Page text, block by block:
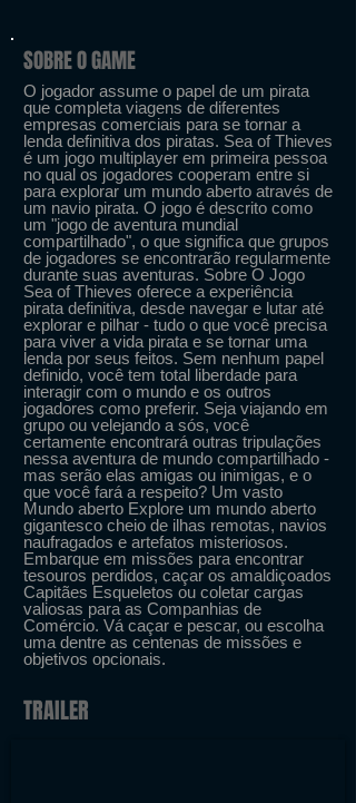
SOBRE O GAME
O jogador assume o papel de um pirata
que completa viagens de diferentes
empresas comerciais para se tornar a
lenda definitiva dos piratas. Sea of ​​Thieves
é um jogo multiplayer em primeira pessoa
no qual os jogadores cooperam entre si
para explorar um mundo aberto através de
um navio pirata. O jogo é descrito como
um "jogo de aventura mundial
compartilhado", o que significa que grupos
de jogadores se encontrarão regularmente
durante suas aventuras. Sobre O Jogo
Sea of Thieves oferece a experiência
pirata definitiva, desde navegar e lutar até
explorar e pilhar - tudo o que você precisa
para viver a vida pirata e se tornar uma
lenda por seus feitos. Sem nenhum papel
definido, você tem total liberdade para
interagir com o mundo e os outros
jogadores como preferir. Seja viajando em
grupo ou velejando a sós, você
certamente encontrará outras tripulações
nessa aventura de mundo compartilhado -
mas serão elas amigas ou inimigas, e o
que você fará a respeito? Um vasto
Mundo aberto Explore um mundo aberto
gigantesco cheio de ilhas remotas, navios
naufragados e artefatos misteriosos.
Embarque em missões para encontrar
tesouros perdidos, caçar os amaldiçoados
Capitães Esqueletos ou coletar cargas
valiosas para as Companhias de
Comércio. Vá caçar e pescar, ou escolha
uma dentre as centenas de missões e
objetivos opcionais.
TRAILER